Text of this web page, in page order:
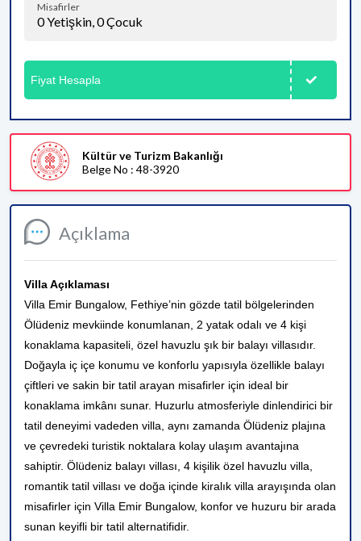
Açıklama
Villa Açıklaması
Villa Emir Bungalow, Fethiye’nin gözde tatil bölgelerinden
Ölüdeniz mevkiinde konumlanan, 2 yatak odalı ve 4 kişi
konaklama kapasiteli, özel havuzlu şık bir balayı villasıdır.
Doğayla iç içe konumu ve konforlu yapısıyla özellikle balayı
çiftleri ve sakin bir tatil arayan misafirler için ideal bir
konaklama imkânı sunar. Huzurlu atmosferiyle dinlendirici bir
tatil deneyimi vadeden villa, aynı zamanda Ölüdeniz plajına
ve çevredeki turistik noktalara kolay ulaşım avantajına
sahiptir. Ölüdeniz balayı villası, 4 kişilik özel havuzlu villa,
romantik tatil villası ve doğa içinde kiralık villa arayışında olan
misafirler için Villa Emir Bungalow, konfor ve huzuru bir arada
sunan keyifli bir tatil alternatifidir.
Misafirler
0Yetişkin,0Çocuk
Fiyat Hesapla
Kültür ve Turizm Bakanlığı
Belge No : 48-3920